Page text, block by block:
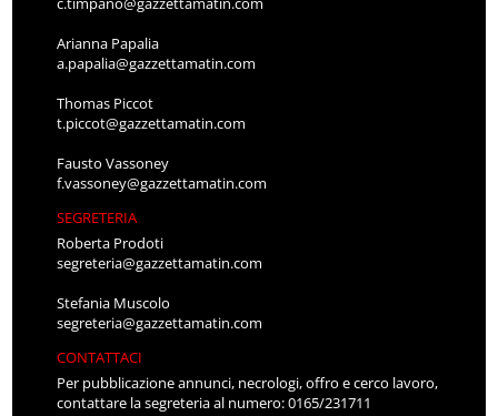
Arianna Papalia
a.papalia@gazzettamatin.com
Thomas Piccot
t.piccot@gazzettamatin.com
Fausto Vassoney
f.vassoney@gazzettamatin.com
SEGRETERIA
Roberta Prodoti
segreteria@gazzettamatin.com
Stefania Muscolo
segreteria@gazzettamatin.com
CONTATTACI
Per pubblicazione annunci, necrologi, offro e cerco lavoro,
contattare la segreteria al numero: 0165/231711